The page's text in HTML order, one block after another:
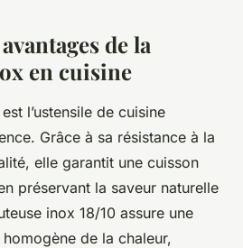
de la
en cuisine
est l’ustensile de cuisine
Grâce à sa résistance à la
elle garantit une cuisson
préservant la saveur naturelle
inox 18/10 assure une
de la chaleur,